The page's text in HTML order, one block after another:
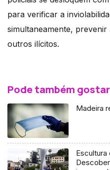
para verificar a
simultaneamente,
outros ilícitos.
Pode também gostar
Madeira
Escultura